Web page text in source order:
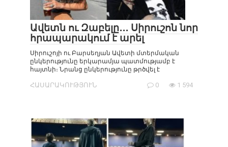
Ավետն ու Զաբելը․․․ Սիրուշոն նոր
հրապարակում է արել
Սիրուշոյի ու Բարսեղյան Ավետի մտերմական
ընկերությունը երկարամյա պատմությամբ է
հայտնի։ Նրանց ընկերությունը թրծվել է
ՀԱՍԱՐԱԿՈՒԹՅՈՒՆ 0 1 594